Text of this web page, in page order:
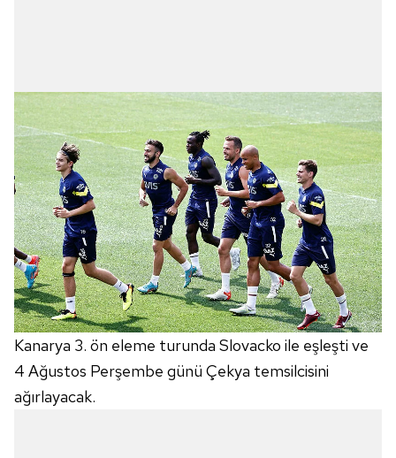
Kanarya 3. ön eleme turunda Slovacko ile eşleşti ve
4 Ağustos Perşembe günü Çekya temsilcisini
ağırlayacak.